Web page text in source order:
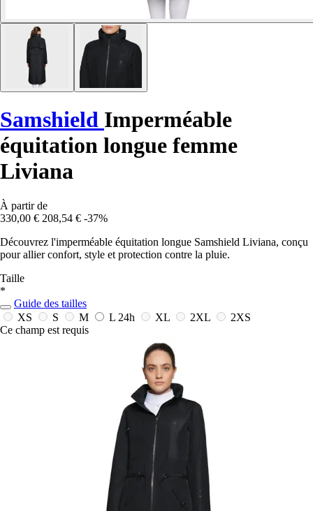
Samshield Imperméable
équitation longue femme
Liviana
À partir de
330,00 € 208,54 € -37%
Découvrez l'imperméable équitation longue Samshield Liviana, conçu
pour allier confort, style et protection contre la pluie.
Taille
*
Guide des tailles
XS
S M L 24h XL 2XL
2XS
Ce champ est requis